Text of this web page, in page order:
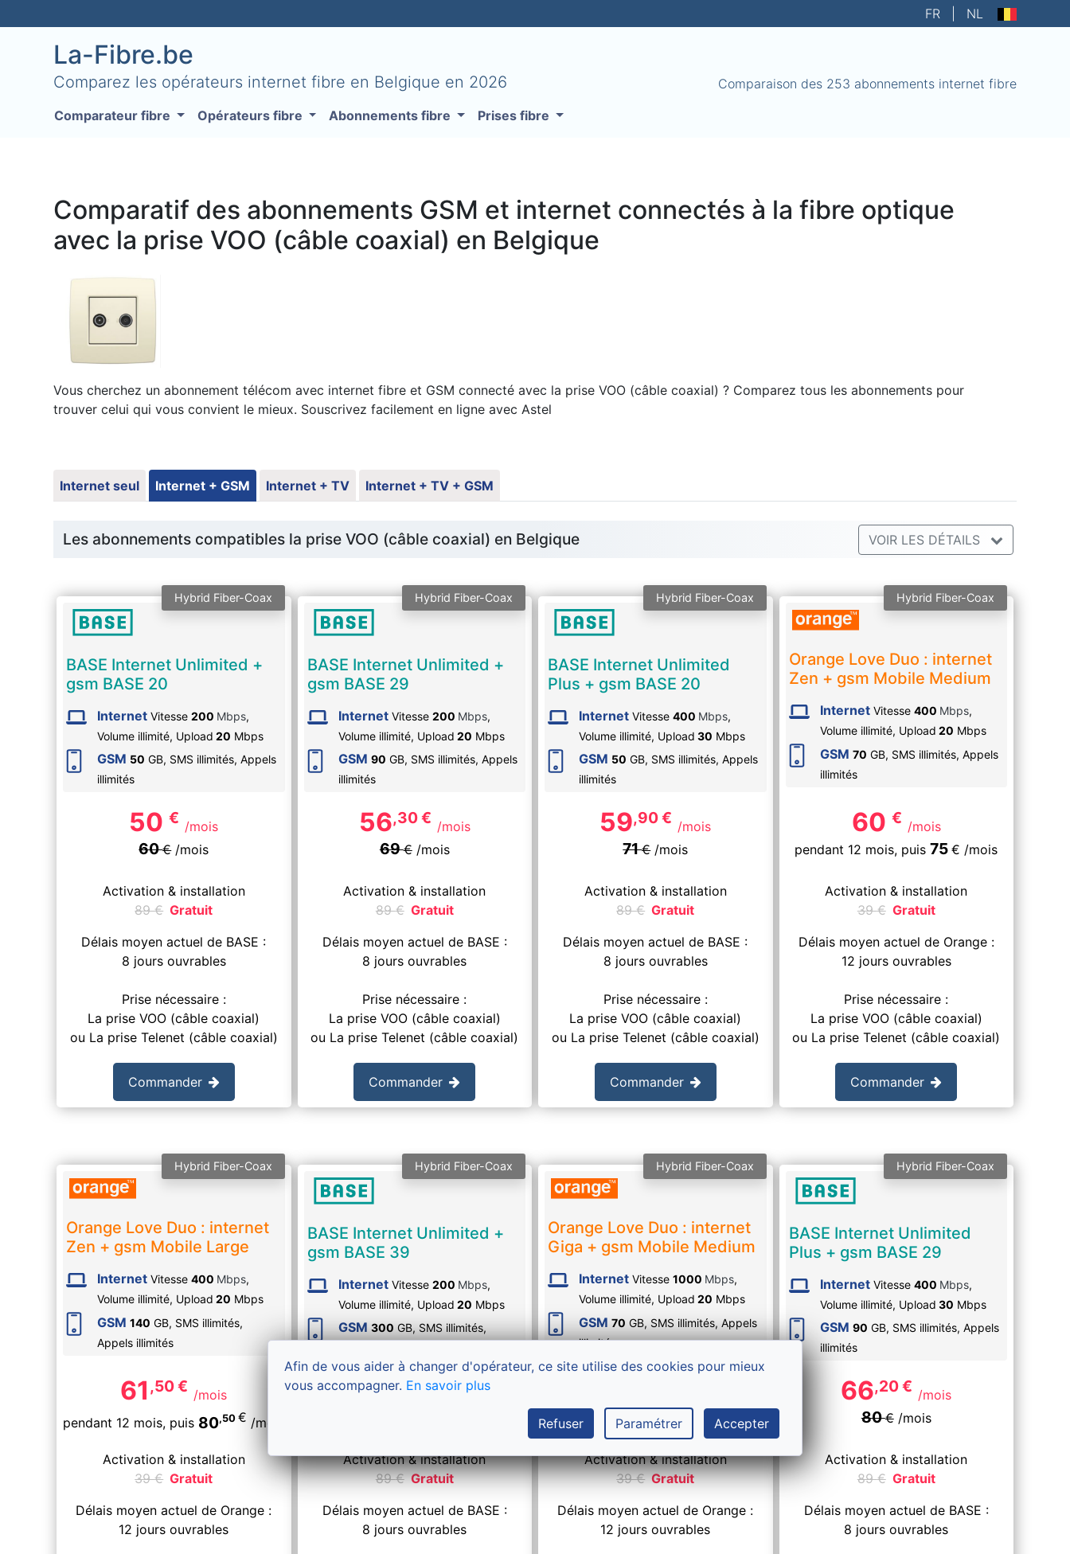
FR NL
La-Fibre.be
Comparez les opérateurs internet fibre en Belgique en 2026
Comparaison des 253 abonnements internet fibre
Comparateur fibre
Opérateurs fibre Abonnements fibre Prises fibre
Comparatif des abonnements GSM et internet connectés à la fibre optique
avec la prise VOO (câble coaxial) en Belgique
Vous cherchez un abonnement télécom avec internet fibre et GSM connecté avec la prise VOO (câble coaxial) ? Comparez tous les abonnements pour
trouver celui qui vous convient le mieux. Souscrivez facilement en ligne avec Astel
Internet seul Internet + GSM Internet + TV Internet + TV + GSM
Les abonnements compatibles la prise VOO (câble coaxial) en Belgique VOIR LES DÉTAILS
Hybrid Fiber-Coax
BASE Internet Unlimited +
gsm BASE 20
Internet Vitesse 200 Mbps,
Volume illimité, Upload 20 Mbps
GSM 50 GB, SMS illimités, Appels
illimités
50€ /mois
60€/mois
Activation & installation
89€ Gratuit
Délais moyen actuel de BASE :
8 jours ouvrables
Prise nécessaire :
La prise VOO (câble coaxial)
ou La prise Telenet (câble coaxial)
Commander
Hybrid Fiber-Coax
BASE Internet Unlimited +
gsm BASE 29
Internet Vitesse 200 Mbps,
Volume illimité, Upload 20 Mbps
GSM 90 GB, SMS illimités, Appels
illimités
56,30€ /mois
69€/mois
Activation & installation
89€ Gratuit
Délais moyen actuel de BASE :
8 jours ouvrables
Prise nécessaire :
La prise VOO (câble coaxial)
ou La prise Telenet (câble coaxial)
Commander
Hybrid Fiber-Coax
BASE Internet Unlimited
Plus + gsm BASE 20
Internet Vitesse 400 Mbps,
Volume illimité, Upload 30 Mbps
GSM 50 GB, SMS illimités, Appels
illimités
59,90€ /mois
71€/mois
Activation & installation
89€ Gratuit
Délais moyen actuel de BASE :
8 jours ouvrables
Prise nécessaire :
La prise VOO (câble coaxial)
ou La prise Telenet (câble coaxial)
Commander
Hybrid Fiber-Coax
Orange Love Duo : internet
Zen + gsm Mobile Medium
Internet Vitesse 400 Mbps,
Volume illimité, Upload 20 Mbps
GSM 70 GB, SMS illimités, Appels
illimités
60 € /mois
pendant 12 mois, puis 75€ /mois
Activation & installation
39€ Gratuit
Délais moyen actuel de Orange :
12 jours ouvrables
Prise nécessaire :
La prise VOO (câble coaxial)
ou La prise Telenet (câble coaxial)
Commander
Hybrid Fiber-Coax
Orange Love Duo : internet
Zen + gsm Mobile Large
Internet Vitesse 400 Mbps,
Volume illimité, Upload 20 Mbps
GSM 140 GB, SMS illimités,
Appels illimités
61 ,50€ /mois
pendant 12 mois, puis 80,50€ /mois
Activation & installation
39€ Gratuit
Délais moyen actuel de Orange :
12 jours ouvrables
Hybrid Fiber-Coax
BASE Internet Unlimited +
gsm BASE 39
Internet Vitesse 200 Mbps,
Volume illimité, Upload 20 Mbps
GSM 300 GB, SMS illimités,
63,30€ /mois
Activation & installation
89€ Gratuit
Délais moyen actuel de BASE :
8 jours ouvrables
Hybrid Fiber-Coax
Orange Love Duo : internet
Giga + gsm Mobile Medium
Internet Vitesse 1000 Mbps,
Volume illimité, Upload 20 Mbps
GSM 70 GB, SMS illimités, Appels
illimités
pendant 12 mois, puis €/mois
Activation & installation
39€ Gratuit
Délais moyen actuel de Orange :
12 jours ouvrables
Hybrid Fiber-Coax
BASE Internet Unlimited
Plus + gsm BASE 29
Internet Vitesse 400 Mbps,
Volume illimité, Upload 30 Mbps
GSM 90 GB, SMS illimités, Appels
illimités
66,20€ /mois
80€/mois
Activation & installation
89€ Gratuit
Délais moyen actuel de BASE :
8 jours ouvrables
Afin de vous aider à changer d'opérateur, ce site utilise des cookies pour mieux
vous accompagner. En savoir plus
Refuser Paramétrer Accepter